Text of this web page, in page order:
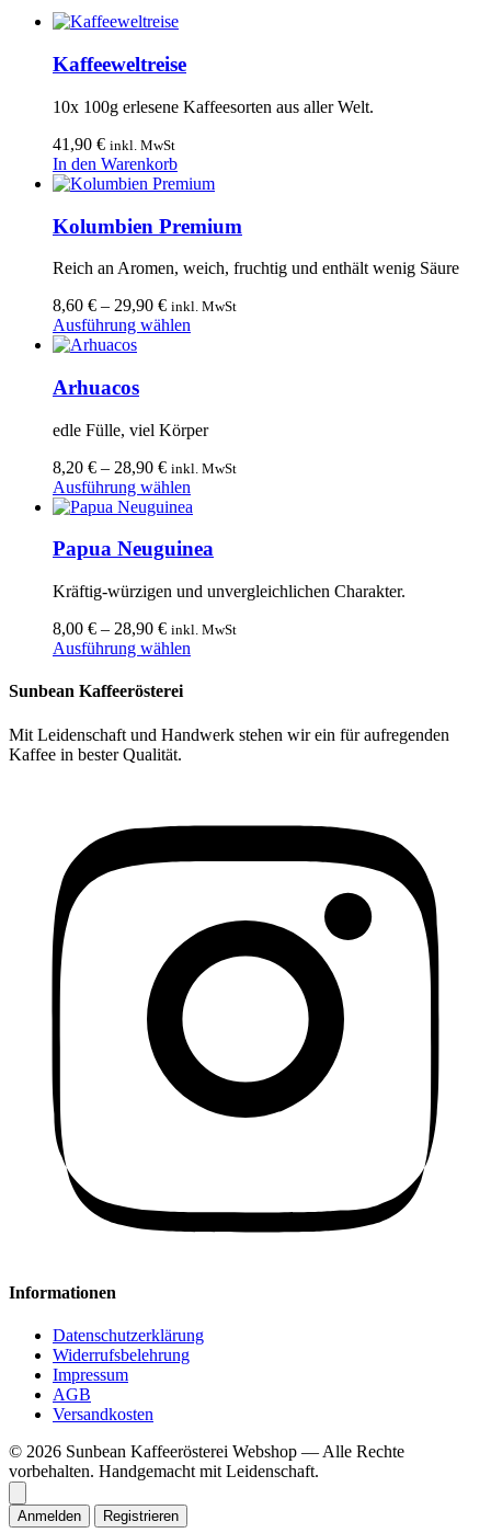
Kaffeeweltreise
10x 100g erlesene Kaffeesorten aus aller Welt.
41,90 € inkl. MwSt
In den Warenkorb
Kolumbien Premium
Reich an Aromen, weich, fruchtig und enthält wenig Säure
8,60 € – 29,90 € inkl. MwSt
Ausführung wählen
Die
Optionen
auf
der
gewählt
Arhuacos
edle Fülle, viel Körper
8,20 € – 28,90 € inkl. MwSt
Ausführung wählen
Produkt
mehrere
auf.
Optionen
werden
Papua Neuguinea
Kräftig-würzigen und unvergleichlichen Charakter.
8,00 € – 28,90 € inkl. MwSt
Ausführung wählen
Varianten
auf.
auf
Produktseite
Sunbean Kaffeerösterei
Mit Leidenschaft und Handwerk stehen wir ein für aufregenden
Kaffee in bester Qualität.
Informationen
Datenschutzerklärung
Widerrufsbelehrung
Impressum
AGB
Versandkosten
© 2026 Sunbean Kaffeerösterei Webshop — Alle Rechte
vorbehalten. Handgemacht mit Leidenschaft.
Anmelden Registrieren